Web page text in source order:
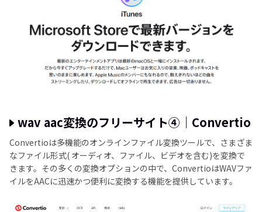
wav aac変換のフリーサイト④｜Convertio
Convertioは多機能のオンラインファイル変換ツールで、さまざま
なファイル形式( オーディオ、ファイル、ビデオを含む)を変換で
きます。その多くの変換オプションの中で、ConvertioはWAVファ
イルをAACに迅速かつ便利に変換する機能を提供しています。